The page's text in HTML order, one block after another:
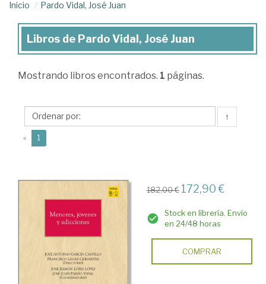
Inicio Pardo Vidal, José Juan
Libros
Pardo
José
Juan
Libros de Pardo Vidal, José Juan
Mostrando libros encontrados. 1 páginas.
↑
« 1
182,00 € 172,90 €
Stock en librería. Envío
en 24/48 horas
COMPRAR